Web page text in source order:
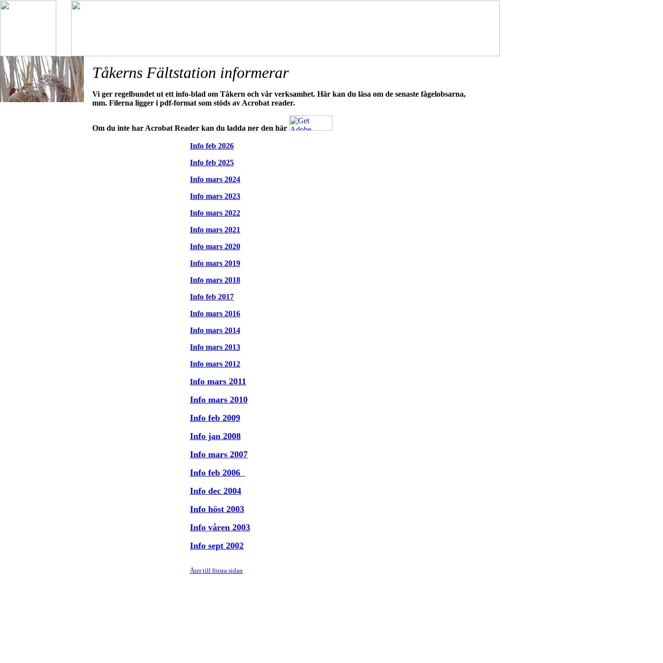
Tåkerns Fältstation informerar
Vi ger regelbundet ut ett info-blad om Tåkern och vår verksamhet. Här kan du läsa om de senaste fågelobsarna,
mm. Filerna ligger i pdf-format som stöds av Acrobat reader.
Om du inte har Acrobat Reader kan du ladda ner den här
Info feb 2026
Info feb 2025
Info mars 2024
Info mars 2023
Info mars 2022
Info mars 2021
Info mars 2020
Info mars 2019
Info mars 2018
Info feb 2017
Info mars 2016
Info mars 2014
Info mars 2013
Info mars 2012
Info mars 2011
Info mars 2010
Info feb 2009
Info jan 2008
Info mars 2007
Info feb 2006
Info dec 2004
Info höst 2003
Info våren 2003
Info sept 2002
Åter till första sidan